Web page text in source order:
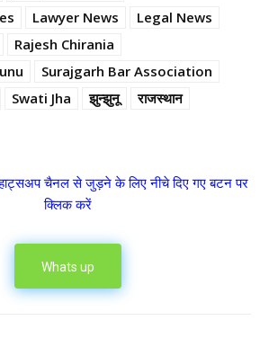
Lawyer News
Legal News
Rajesh Chirania
Surajgarh Bar Association
Swati Jha झुन्झुनू
राजस्थान
चैनल से जुड़ने के लिए नीचे दिए गए बटन पर
क्लिक करें
Whats up